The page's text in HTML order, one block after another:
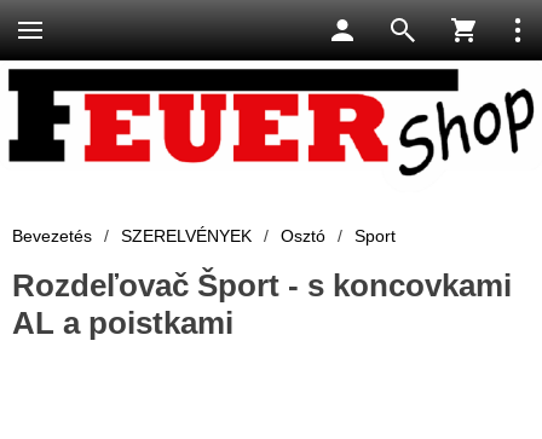
Bevezetés / SZERELVÉNYEK / Osztó / Sport
Rozdeľovač Šport - s koncovkami
AL a poistkami